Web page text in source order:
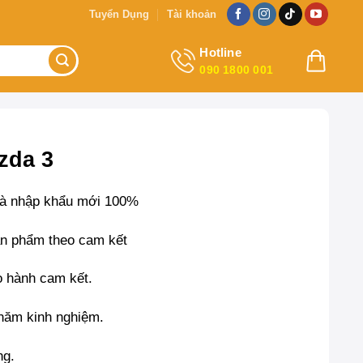
Tuyển Dụng Tài khoản
Hotline
090 1800 001
3
nhập khẩu mới 100%
phẩm theo cam kết
cam kết.
kinh nghiệm.